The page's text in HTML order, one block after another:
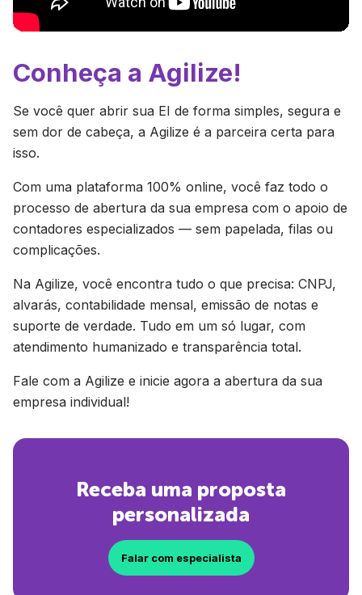
Conheça a Agilize!
Se você quer abrir sua EI de forma simples, segura e
sem dor de cabeça, a Agilize é a parceira certa para
isso.
Com uma plataforma 100% online, você faz todo o
processo de abertura da sua empresa com o apoio de
contadores especializados — sem papelada, filas ou
complicações.
Na Agilize, você encontra tudo o que precisa: CNPJ,
alvarás, contabilidade mensal, emissão de notas e
suporte de verdade. Tudo em um só lugar, com
atendimento humanizado e transparência total.
Fale com a Agilize e inicie agora a abertura da sua
empresa individual!
Receba uma proposta
personalizada
Falar com especialista